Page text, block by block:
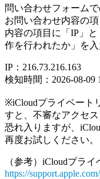
問い合わせフォーム
お問い合わせ内容の
内容の項目に「IP」
作を行われたか」を入
IP：216.73.216.163
検知時間：2026-08-09
※iCloudプライベート
すと、不審なアクセ
恐れ入りますが、
再度お試しください。
（参考）iCloudプラ
https://